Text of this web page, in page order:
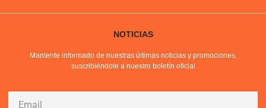
NOTICIAS
Mantente informado de nuestras últimas noticias y promociones,
suscribiéndote a nuestro boletín oficial